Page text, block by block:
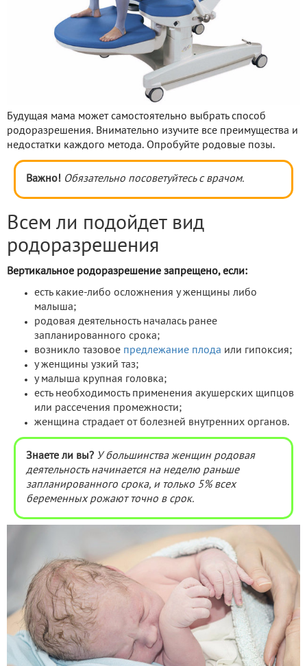
Будущая мама может самостоятельно выбрать способ
родоразрешения. Внимательно изучите все преимущества и
недостатки каждого метода. Опробуйте родовые позы.
Важно! Обязательно посоветуйтесь с врачом.
Всем ли подойдет вид
родоразрешения
Вертикальное родоразрешение запрещено, если:
есть какие-либо осложнения у женщины либо
малыша;
родовая деятельность началась ранее
запланированного срока;
возникло тазовое предлежание плода или гипоксия;
у женщины узкий таз;
у малыша крупная головка;
есть необходимость применения акушерских щипцов
или рассечения промежности;
женщина страдает от болезней внутренних органов.
Знаете ли вы? У большинства женщин родовая
деятельность начинается на неделю раньше
запланированного срока, и только 5% всех
беременных рожают точно в срок.